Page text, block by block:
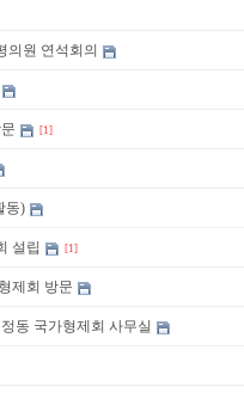
의원 연석회의
[1]
활동)
설립 [1]
제회 방문
동 국가형제회 사무실